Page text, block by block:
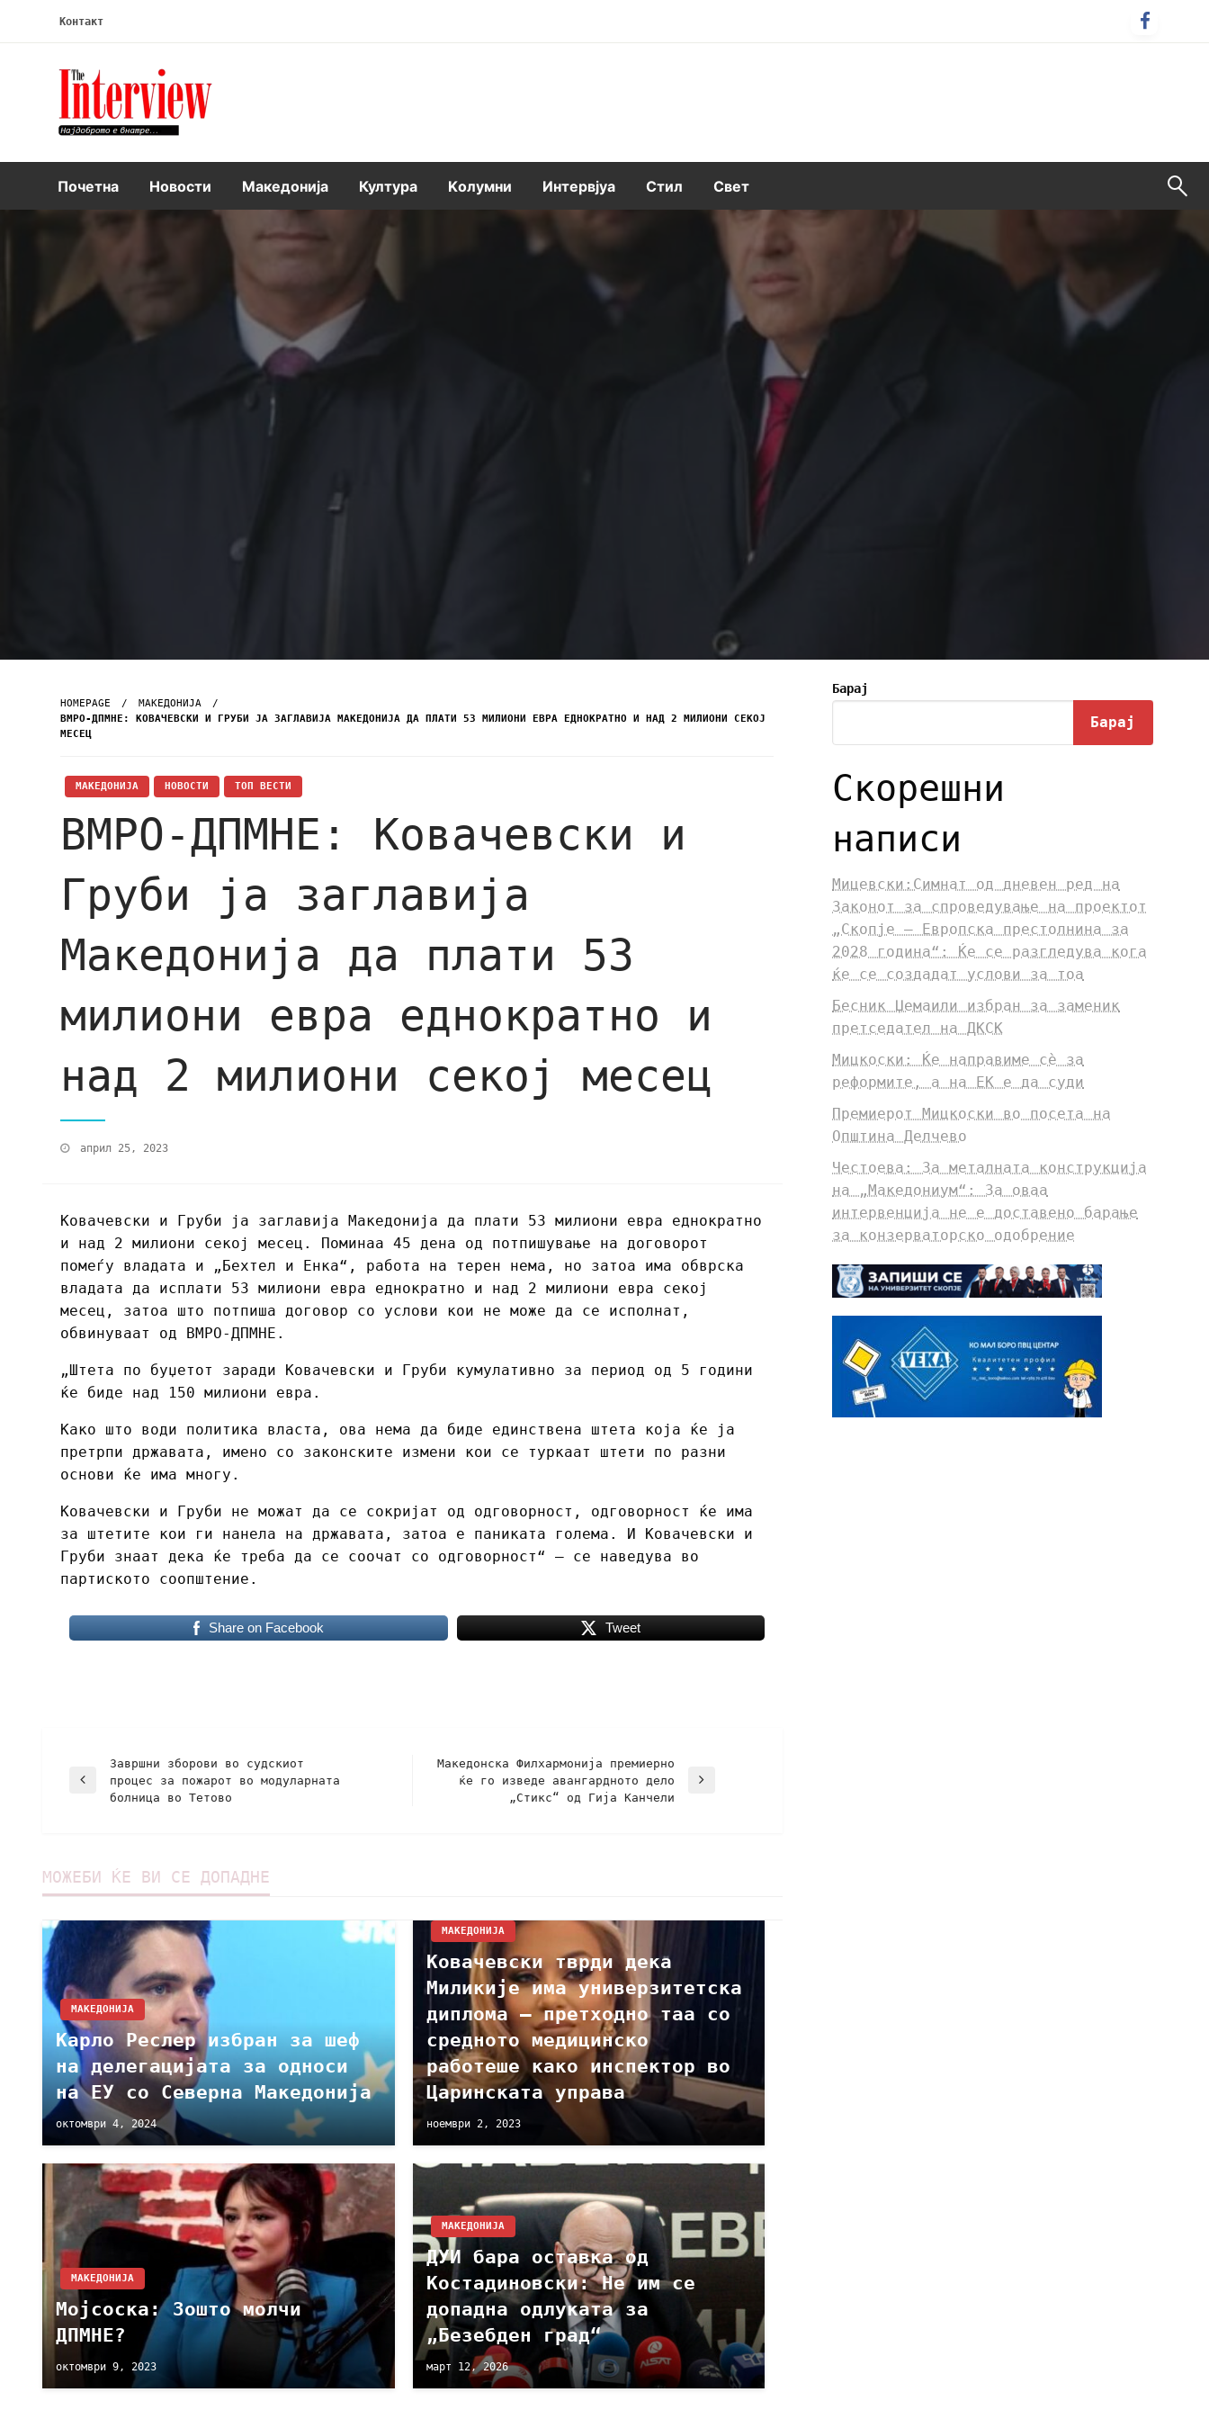
Контакт
Интервју
Почетна Новости Македонија Култура Kолумни Интервјуа Стил Свет
HOMEPAGE
МАКЕДОНИЈА
ВМРО-ДПМНЕ: КОВАЧЕВСКИ И ГРУБИ ЈА ЗАГЛАВИЈА МАКЕДОНИЈА ДА ПЛАТИ 53 МИЛИОНИ ЕВРА ЕДНОКРАТНО И НАД 2 МИЛИОНИ СЕКОЈ
МЕСЕЦ
МАКЕДОНИЈА НОВОСТИ ТОП ВЕСТИ
ВМРО-ДПМНЕ: Ковачевски и
Груби ја заглавија
Македонија да плати 53
милиони евра еднократно и
над 2 милиони секој месец
април 25, 2023
Ковачевски и Груби ја заглавија Македонија да плати 53 милиони евра еднократно
и над 2 милиони секој месец. Поминаа 45 дена од потпишување на договорот
помеѓу владата и „Бехтел и Енка“, работа на терен нема, но затоа има обврска
владата да исплати 53 милиони евра еднократно и над 2 милиони евра секој
месец, затоа што потпиша договор со услови кои не може да се исполнат,
обвинуваат од ВМРО-ДПМНЕ.
„Штета по буџетот заради Ковачевски и Груби кумулативно за период од 5 години
ќе биде над 150 милиони евра.
Како што води политика власта, ова нема да биде единствена штета која ќе ја
претрпи државата, имено со законските измени кои се туркаат штети по разни
основи ќе има многу.
Ковачевски и Груби не можат да се сокријат од одговорност, одговорност ќе има
за штетите кои ги нанела на државата, затоа е паниката голема. И Ковачевски и
Груби знаат дека ќе треба да се соочат со одговорност“ – се наведува во
партиското соопштение.
Share on Facebook Tweet
Завршни зборови во судскиот
процес за пожарот во модуларната
болница во Тетово
Македонска Филхармонија премиерно
ќе го изведе авангардното дело
„Стикс“ од Гија Канчели
МОЖЕБИ ЌЕ ВИ СЕ ДОПАДНЕ
МАКЕДОНИЈА
Kарло Реслер избран за шеф
на делегацијата за односи
на ЕУ со Северна Македонија
октомври 4, 2024
МАКЕДОНИЈА
Ковачевски тврди дека
Миликије има универзитетска
диплома – претходно таа со
средното медицинско
работеше како инспектор во
Царинската управа
ноември 2, 2023
МАКЕДОНИЈА
Мојсоска: Зошто молчи
ДПМНЕ?
октомври 9, 2023
МАКЕДОНИЈА
ДУИ бара оставка од
Костадиновски: Не им се
допадна одлуката за
„Безебден град“
март 12, 2026
Барај
Барај
Скорешни
написи
Мицевски:Симнат од дневен ред на
Законот за спроведување на проектот
„Скопје – Европска престолнина за
2028 година“: Ќе се разгледува кога
ќе се создадат услови за тоа
Бесник Џемаили избран за заменик
претседател на ДКСК
Мицкоски: Ќе направиме сè за
реформите, а на ЕК е да суди
Премиерот Мицкоски во посета на
Општина Делчево
Честоева: За металната конструкција
на „Македониум“: За оваа
интервенција не е доставено барање
за конзерваторско одобрение